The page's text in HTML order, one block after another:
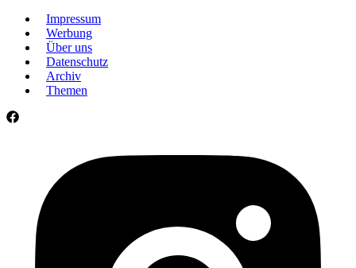
Impressum
Werbung
Über uns
Datenschutz
Archiv
Themen